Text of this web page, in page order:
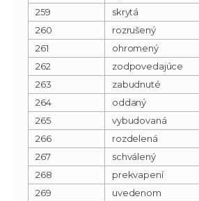
259
skrytá
260
rozrušený
261
ohromený
262
zodpovedajúce
263
zabudnuté
264
oddaný
265
vybudovaná
266
rozdelená
267
schválený
268
prekvapení
269
uvedenom